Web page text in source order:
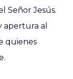
Señor Jesús.
apertura al
quienes